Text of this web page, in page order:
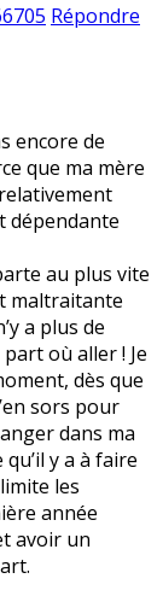
Répondre
encore de
que ma mère
dépendante
au plus vite
maltraitante
a plus de
où aller ! Je
dès que
sors pour
dans ma
y a à faire
les
année
avoir un